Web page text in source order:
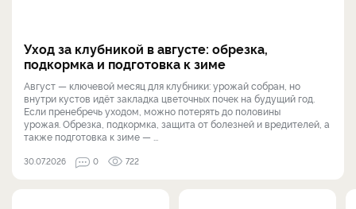
Уход за клубникой в августе: обрезка,
подкормка и подготовка к зиме
Август — ключевой месяц для клубники: урожай собран, но
внутри кустов идёт закладка цветочных почек на будущий год.
Если пренебречь уходом, можно потерять до половины
урожая. Обрезка, подкормка, защита от болезней и вредителей, а
также подготовка к зиме — ...
30.07.2026 0 722